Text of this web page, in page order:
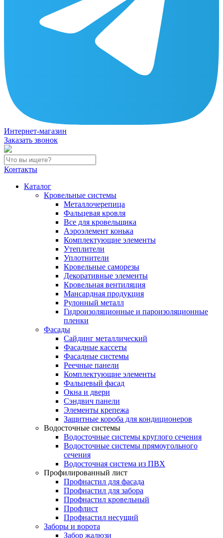
Интернет-магазин
Заказать звонок
Контакты
Каталог
Кровельные системы
Металлочерепица
Фальцевая кровля
Все для кровельщика
Аэроэлемент конька
Комплектующие элементы
Утеплители
Уплотнители
Кровельные саморезы
Декоративные элементы
Кровельная вентиляция
Мансардная продукция
Рулонный металл
Гидроизоляционные и пароизоляционные
пленки
Фасады
Сайдинг металлический
Фасадные кассеты
Фасадные системы
Реечные панели
Комплектующие элементы
Фальцевый фасад
Окна и двери
Сэндвич панели
Элементы крепежа
Защитные короба для кондиционеров
Водосточные системы
Водосточные системы круглого сечения
Водосточные системы прямоугольного
сечения
Водосточная система из ПВХ
Профилированный лист
Профнастил для фасада
Профнастил для забора
Профнастил кровельный
Профлист
Профнастил несущий
Заборы и ворота
Забор жалюзи